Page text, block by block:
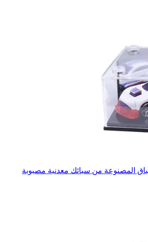
المصنوعة من سبائك معدنية مصبوبة